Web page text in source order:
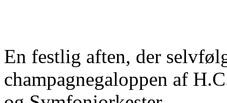
En festlig aften, der
champagnegaloppen af